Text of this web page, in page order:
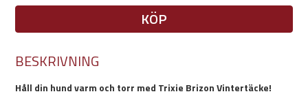
KÖP
BESKRIVNING
Håll din hund varm och torr med Trixie Brizon Vintertäcke!